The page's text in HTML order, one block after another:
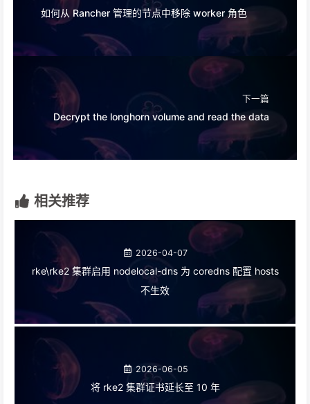
如何从 Rancher 管理的节点中移除 worker 角色
下一篇
Decrypt the longhorn volume and read the data
相关推荐
2026-04-07
rke\rke2 集群启用 nodelocal-dns 为 coredns 配置 hosts
不生效
2026-06-05
将 rke2 集群证书延长至 10 年